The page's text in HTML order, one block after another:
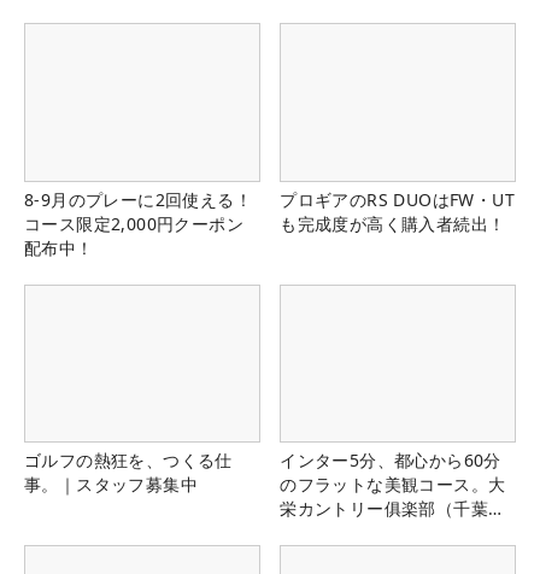
8-9月のプレーに2回使える！
コース限定2,000円クーポン
配布中！
プロギアのRS DUOはFW・UT
も完成度が高く購入者続出！
ゴルフの熱狂を、つくる仕
事。｜スタッフ募集中
インター5分、都心から60分
のフラットな美観コース。大
栄カントリー俱楽部（千葉